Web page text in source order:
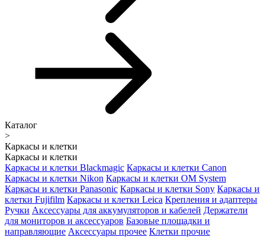
Каталог
>
Каркасы и клетки
Каркасы и клетки
Каркасы и клетки Blackmagic Каркасы и клетки Canon
Каркасы и клетки Nikon Каркасы и клетки OM System
Каркасы и клетки Panasonic Каркасы и клетки Sony Каркасы и
клетки Fujifilm Каркасы и клетки Leica Крепления и адаптеры
Ручки Аксессуары для аккумуляторов и кабелей Держатели
для мониторов и аксессуаров Базовые площадки и
направляющие Аксессуары прочее Клетки прочие